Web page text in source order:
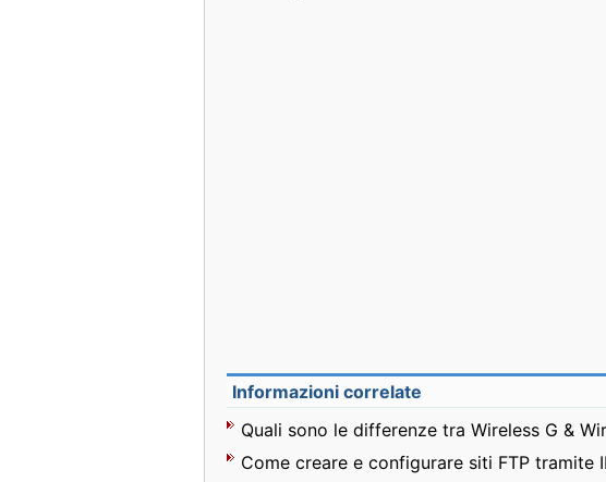
Informazioni correlate
Quali sono le differenze tra Wireless G &
Come creare e configurare siti FTP tramite